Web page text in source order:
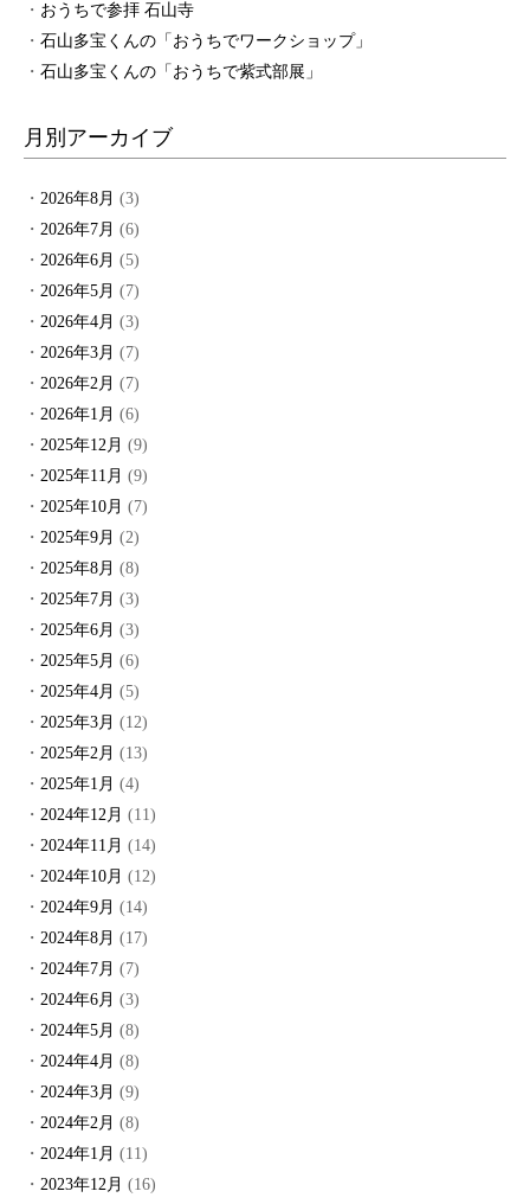
おうちで参拝 石山寺
石山多宝くんの「おうちでワークショップ」
石山多宝くんの「おうちで紫式部展」
月別アーカイブ
2026年8月 (3)
2026年7月 (6)
2026年6月 (5)
2026年5月 (7)
2026年4月 (3)
2026年3月 (7)
2026年2月 (7)
2026年1月 (6)
2025年12月 (9)
2025年11月 (9)
2025年10月 (7)
2025年9月 (2)
2025年8月 (8)
2025年7月 (3)
2025年6月 (3)
2025年5月 (6)
2025年4月 (5)
2025年3月 (12)
2025年2月 (13)
2025年1月 (4)
2024年12月 (11)
2024年11月 (14)
2024年10月 (12)
2024年9月 (14)
2024年8月 (17)
2024年7月 (7)
2024年6月 (3)
2024年5月 (8)
2024年4月 (8)
2024年3月 (9)
2024年2月 (8)
2024年1月 (11)
2023年12月 (16)